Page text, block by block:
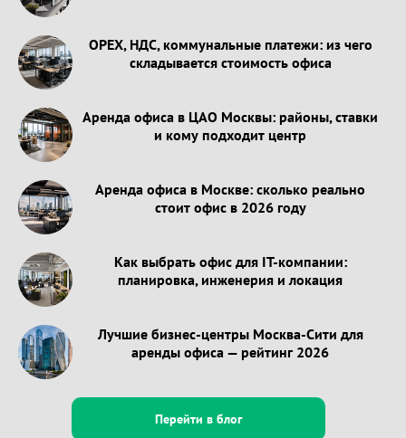
OPEX, НДС, коммунальные платежи: из чего
складывается стоимость офиса
Аренда офиса в ЦАО Москвы: районы, ставки
и кому подходит центр
Аренда офиса в Москве: сколько реально
стоит офис в 2026 году
Как выбрать офис для IT-компании:
планировка, инженерия и локация
Лучшие бизнес-центры Москва-Сити для
аренды офиса — рейтинг 2026
Перейти в блог